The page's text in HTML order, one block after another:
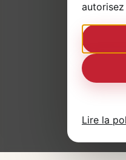
autorisez
Lire la